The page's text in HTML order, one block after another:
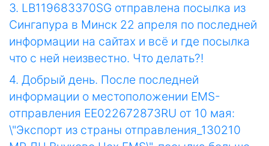
3. LB119683370SG отправлена посылка из
Сингапура в Минск 22 апреля по последней
информации на сайтах и всё и где посылка
что с ней неизвестно. Что делать?!
4. Добрый день. После последней
информации о местоположении EMS-
отправления EE022672873RU от 10 мая:
\"Экспорт из страны отправления_130210